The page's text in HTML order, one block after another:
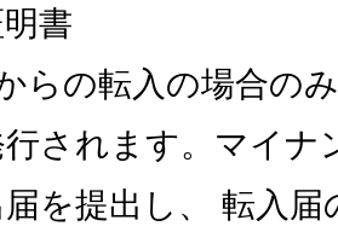
書
らの転入の場合の
されます。マイナ
を提出し、 転入